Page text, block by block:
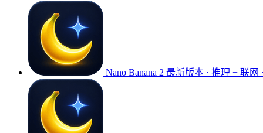
Nano Banana 2 最新版本 · 推理 + 联网